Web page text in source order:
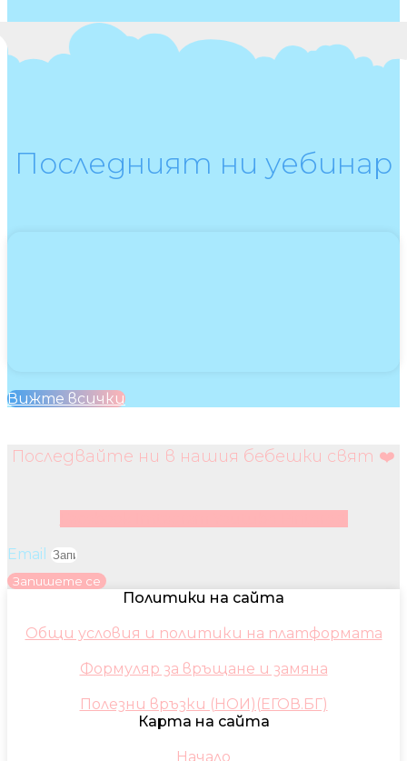
Последният ни уебинар
Вижте всички
Последвайте ни в нашия бебешки свят ❤️
Email
Запишете се
Политики на сайта
Общи условия и политики на платформата
Формуляр за връщане и замяна
Полезни връзки (НОИ)(ЕГОВ.БГ)
Карта на сайта
Начало